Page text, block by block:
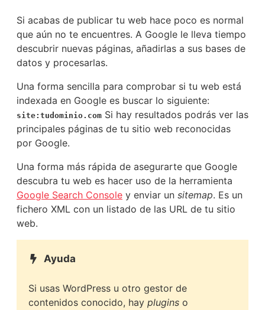
Si acabas de publicar tu web hace poco es normal
que aún no te encuentres. A Google le lleva tiempo
descubrir nuevas páginas, añadirlas a sus bases de
datos y procesarlas.
Una forma sencilla para comprobar si tu web está
indexada en Google es buscar lo siguiente:
site:tudominio.com Si hay resultados podrás ver las
principales páginas de tu sitio web reconocidas
por Google.
Una forma más rápida de asegurarte que Google
descubra tu web es hacer uso de la herramienta
Google Search Console y enviar un sitemap. Es un
fichero XML con un listado de las URL de tu sitio
web.
Ayuda
Si usas WordPress u otro gestor de
contenidos conocido, hay plugins o